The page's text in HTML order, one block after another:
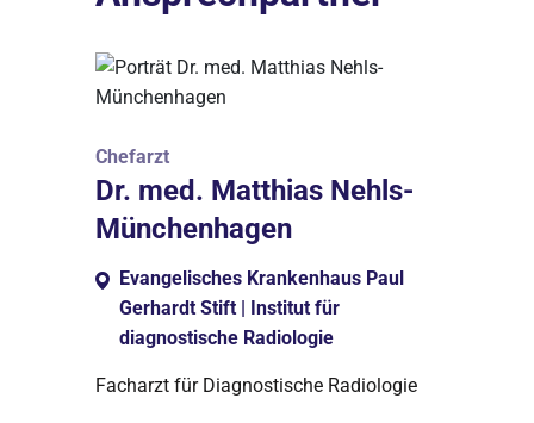
Chefarzt
Dr. med. Matthias Nehls-
Münchenhagen
Evangelisches Krankenhaus Paul
Gerhardt Stift | Institut für
diagnostische Radiologie
Facharzt für Diagnostische Radiologie